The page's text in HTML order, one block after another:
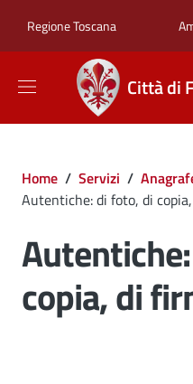
Regione Toscana
Città di
Briciole di
Home / Servizi /
Autentiche: di foto, di
copia, di